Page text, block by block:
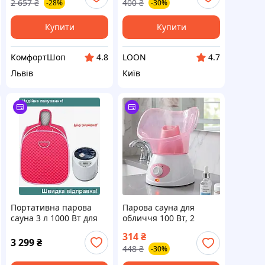
2 657 ₴ -28%
Купити
КомфортШоп
4.8
Львів
регулюванням пари /
Прилад для інгаляцій
400 ₴ -30%
Купити
LOON
4.7
Київ
Портативна парова
сауна 3 л 1000 Вт для
використання парилка
для тіла і релаксації
3 299₴
Парова сауна для
обличчя 100 Вт, 2
Розпарювач з
регулюванням пари /
Прилад для інгаляцій
314₴
448 ₴ -30%